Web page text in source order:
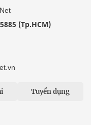
(Tp.HCM)
Tuyển dụng